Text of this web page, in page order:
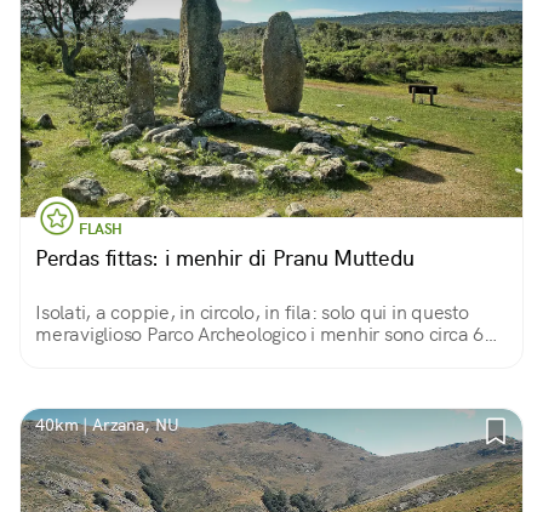
FLASH
Perdas fittas: i menhir di Pranu Muttedu
Isolati, a coppie, in circolo, in fila: solo qui in questo
meraviglioso Parco Archeologico i menhir sono circa 60,
40km | Arzana, NU